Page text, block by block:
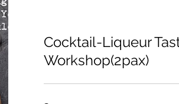
Cocktail-Liqueur
Workshop(2pax)